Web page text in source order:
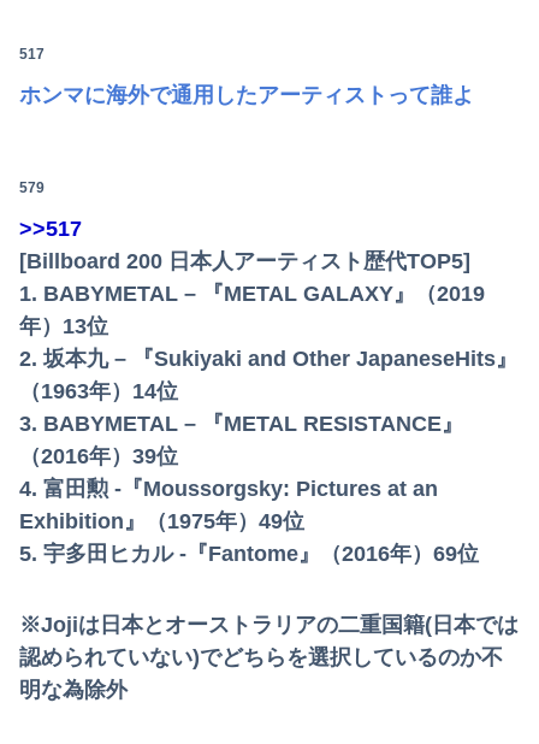
517
ホンマに海外で通用したアーティストって誰よ
579
>>517
[Billboard 200 日本人アーティスト歴代TOP5]
1. BABYMETAL – 『METAL GALAXY』（2019
年）13位
2. 坂本九 – 『Sukiyaki and Other JapaneseHits』
（1963年）14位
3. BABYMETAL – 『METAL RESISTANCE』
（2016年）39位
4. 富田勲 -『Moussorgsky: Pictures at an
Exhibition』（1975年）49位
5. 宇多田ヒカル -『Fantome』（2016年）69位
※Jojiは日本とオーストラリアの二重国籍(日本では
認められていない)でどちらを選択しているのか不
明な為除外